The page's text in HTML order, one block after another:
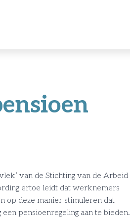
van de Stichting van de Arbeid
ertoe leidt dat werknemers
op deze manier stimuleren dat
pensioenregeling aan te bieden.